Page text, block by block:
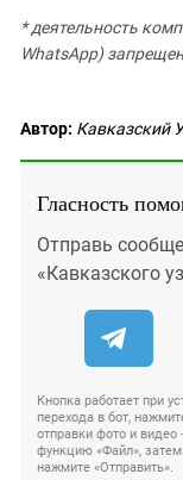
* деятельность
WhatsApp)
Автор: Кавказский
Гласность
Отправь
«Кавказского
Кнопка работает при
перехода в бот,
отправки фото и
функцию «Файл», затем
нажмите «Отправить».